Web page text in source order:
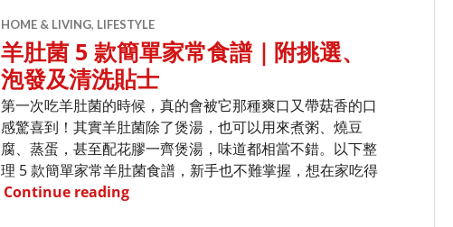
HOME & LIVING, LIFESTYLE
羊肚菌 5 款簡單家常食譜｜附挑選、
泡發及清洗貼士
第一次吃羊肚菌的時候，真的會被它那種爽口又帶菇香的口
感驚喜到！其實羊肚菌除了煲湯，也可以用來煮粥、燒豆
腐、蒸蛋，甚至配花膠一齊煲湯，味道都相當不錯。以下整
理 5 款簡單家常羊肚菌食譜，新手也不難掌握，想在家吃得
Continue reading羊肚菌 5 款簡單家常食譜｜附挑選、泡發及清洗貼士